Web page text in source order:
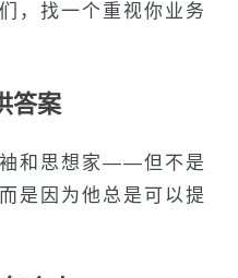
，找一个重视你业务
答案
和思想家——但不是
是因为他总是可以提